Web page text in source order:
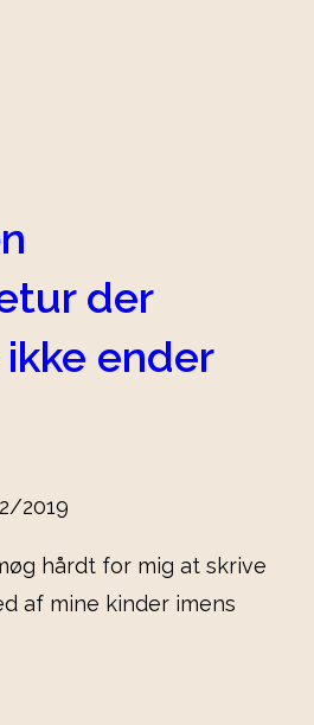
der
ender
2019
hårdt for mig at skrive
af mine kinder imens